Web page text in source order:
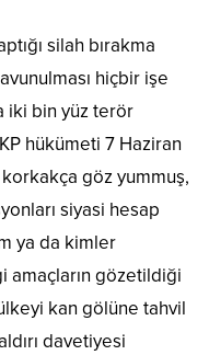
silah bırakma
hiçbir işe
iki bin yüz terör
hükümeti 7 Haziran
göz yummuş,
siyasi hesap
ya da kimler
amaçların gözetildiği
kan gölüne tahvil
davetiyesi